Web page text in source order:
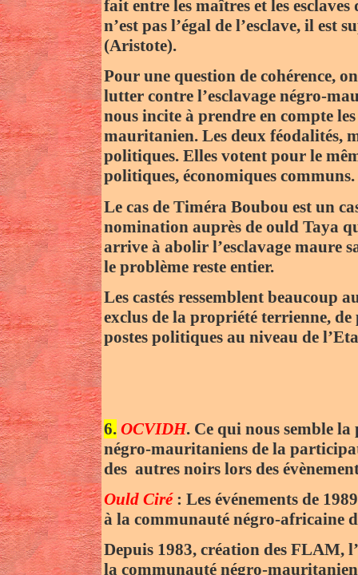
fait entre les maîtres et les
n’est pas l’égal de l’esclave, il
(Aristote).
Pour une question de cohérence,
lutter contre l’esclavage négro-
nous incite à prendre en compte
mauritanien. Les deux féodalités,
politiques. Elles votent pour le
politiques, économiques communs.
Le cas de Timéra Boubou est un
nomination auprès de ould Taya
arrive à abolir l’esclavage maure
le problème reste entier.
Les castés ressemblent beaucoup
exclus de la propriété terrienne,
postes politiques au niveau de
6. OCVIDH. Ce qui nous semble
négro-mauritaniens de la
des autres noirs lors des
Ould Ciré: Les événements de
à la communauté négro-africaine
Depuis 1983, création des FLAM,
la communauté négro-